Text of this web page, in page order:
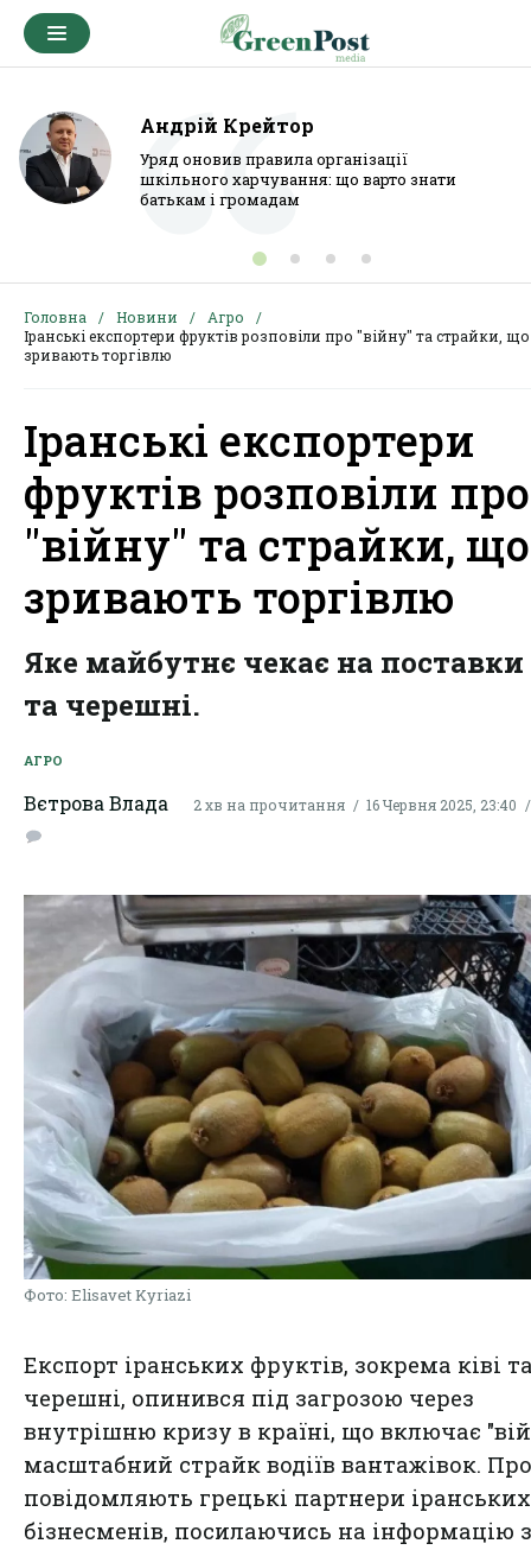
Андрій Крейтор
Уряд оновив правила організації
шкільного харчування: що варто знати
батькам і громадам
Головна Новини
Агро
Іранські експортери фруктів розповіли про "війну" та страйки, що
зривають торгівлю
Іранські експортери
фруктів розповіли про
"війну" та страйки, що
зривають торгівлю
Яке майбутнє чекає на поставки
та черешні.
АГРО
Вєтрова Влада 2 хв на прочитання 16 Червня 2025, 23:40
Фото: Elisavet Kyriazi
Експорт іранських фруктів, зокрема ківі
черешні, опинився під загрозою через
внутрішню кризу в країні, що включає
масштабний страйк водіїв вантажівок.
повідомляють грецькі партнери іранських
бізнесменів, посилаючись на інформацію з